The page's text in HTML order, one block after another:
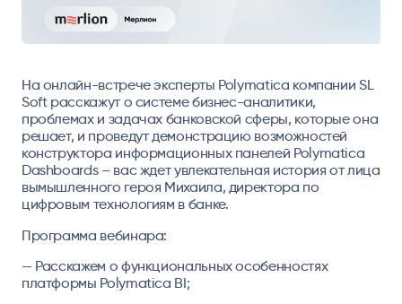
На онлайн-встрече эксперты Polymatica компании SL
Soft расскажут о системе бизнес-аналитики,
проблемах и задачах банковской сферы, которые она
решает, и проведут демонстрацию возможностей
конструктора информационных панелей Polymatica
Dashboards – вас ждет увлекательная история от лица
вымышленного героя Михаила, директора по
цифровым технологиям в банке.
Программа вебинара:
— Расскажем о функциональных особенностях
платформы Polymatica BI;